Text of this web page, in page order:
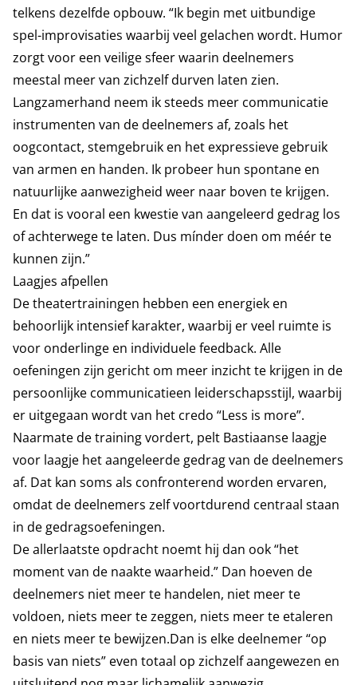
telkens dezelfde opbouw. “Ik begin met uitbundige
spel-improvisaties waarbij veel gelachen wordt. Humor
zorgt voor een veilige sfeer waarin deelnemers
meestal meer van zichzelf durven laten zien.
Langzamerhand neem ik steeds meer communicatie
instrumenten van de deelnemers af, zoals het
oogcontact, stemgebruik en het expressieve gebruik
van armen en handen. Ik probeer hun spontane en
natuurlijke aanwezigheid weer naar boven te krijgen.
En dat is vooral een kwestie van aangeleerd gedrag los
of achterwege te laten. Dus mínder doen om méér te
kunnen zijn.”
Laagjes afpellen
De theatertrainingen hebben een energiek en
behoorlijk intensief karakter, waarbij er veel ruimte is
voor onderlinge en individuele feedback. Alle
oefeningen zijn gericht om meer inzicht te krijgen in de
persoonlijke communicatieen leiderschapsstijl, waarbij
er uitgegaan wordt van het credo “Less is more”.
Naarmate de training vordert, pelt Bastiaanse laagje
voor laagje het aangeleerde gedrag van de deelnemers
af. Dat kan soms als confronterend worden ervaren,
omdat de deelnemers zelf voortdurend centraal staan
in de gedragsoefeningen.
De allerlaatste opdracht noemt hij dan ook “het
moment van de naakte waarheid.” Dan hoeven de
deelnemers niet meer te handelen, niet meer te
voldoen, niets meer te zeggen, niets meer te etaleren
en niets meer te bewijzen.Dan is elke deelnemer “op
basis van niets” even totaal op zichzelf aangewezen en